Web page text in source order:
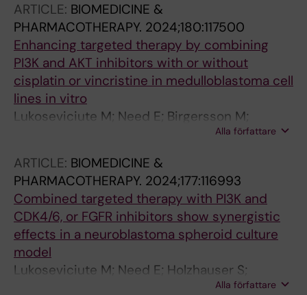
ARTICLE: BIOMEDICINE &
PHARMACOTHERAPY. 2024;180:117500
Enhancing targeted therapy by combining
PI3K and AKT inhibitors with or without
cisplatin or vincristine in medulloblastoma cell
lines in vitro
Lukoseviciute M; Need E; Birgersson M;
Alla författare
ARTICLE: BIOMEDICINE &
PHARMACOTHERAPY. 2024;177:116993
Combined targeted therapy with PI3K and
CDK4/6, or FGFR inhibitors show synergistic
effects in a neuroblastoma spheroid culture
model
Lukoseviciute M; Need E; Holzhauser S;
Alla författare